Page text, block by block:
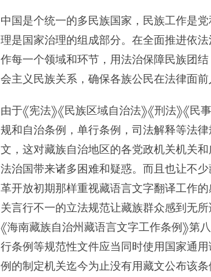
中国是个统一的多民族国家，民族工作是
理是国家治理的组成部分。在全面推进依
作每一个领域和环节，用法治保障民族团
会主义民族关系，确保各族公民在法律面前
由于《宪法》《民族区域自治法》《刑法》《
规和自治条例，单行条例，司法解释等法
文，这对藏族自治地区的各党政机关机关
法治国带来诸多困难和疑惑。而且也让不
革开放初期那样重视藏语言文字翻译工作
关言行不一的立法规范让藏族群众感到无
《海南藏族自治州藏语言文字工作条例》
行条例等规范性文件应当同时使用国家通
例的制定机关迄今为止没有用藏文公布该